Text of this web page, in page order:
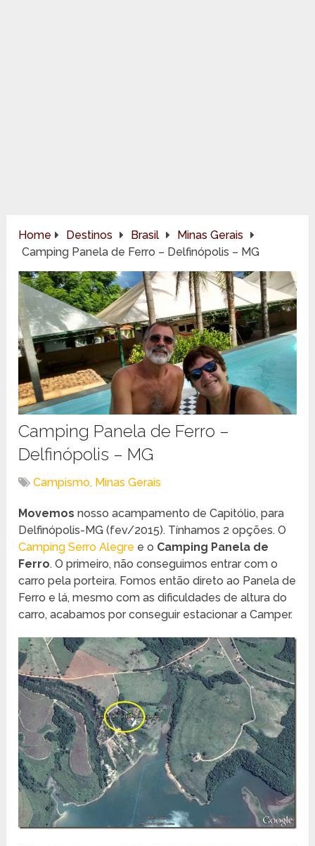
Home Destinos Brasil
Minas Gerais
Camping Panela de Ferro – Delfinópolis – MG
Camping Panela de Ferro –
Delfinópolis – MG
Campismo, Minas Gerais
Movemos nosso acampamento de Capitólio, para
Delfinópolis-MG (fev/2015). Tínhamos 2 opções. O
Camping Serro Alegre e o Camping Panela de
Ferro. O primeiro, não conseguimos entrar com o
carro pela porteira. Fomos então direto ao Panela de
Ferro e lá, mesmo com as dificuldades de altura do
carro, acabamos por conseguir estacionar a Camper.